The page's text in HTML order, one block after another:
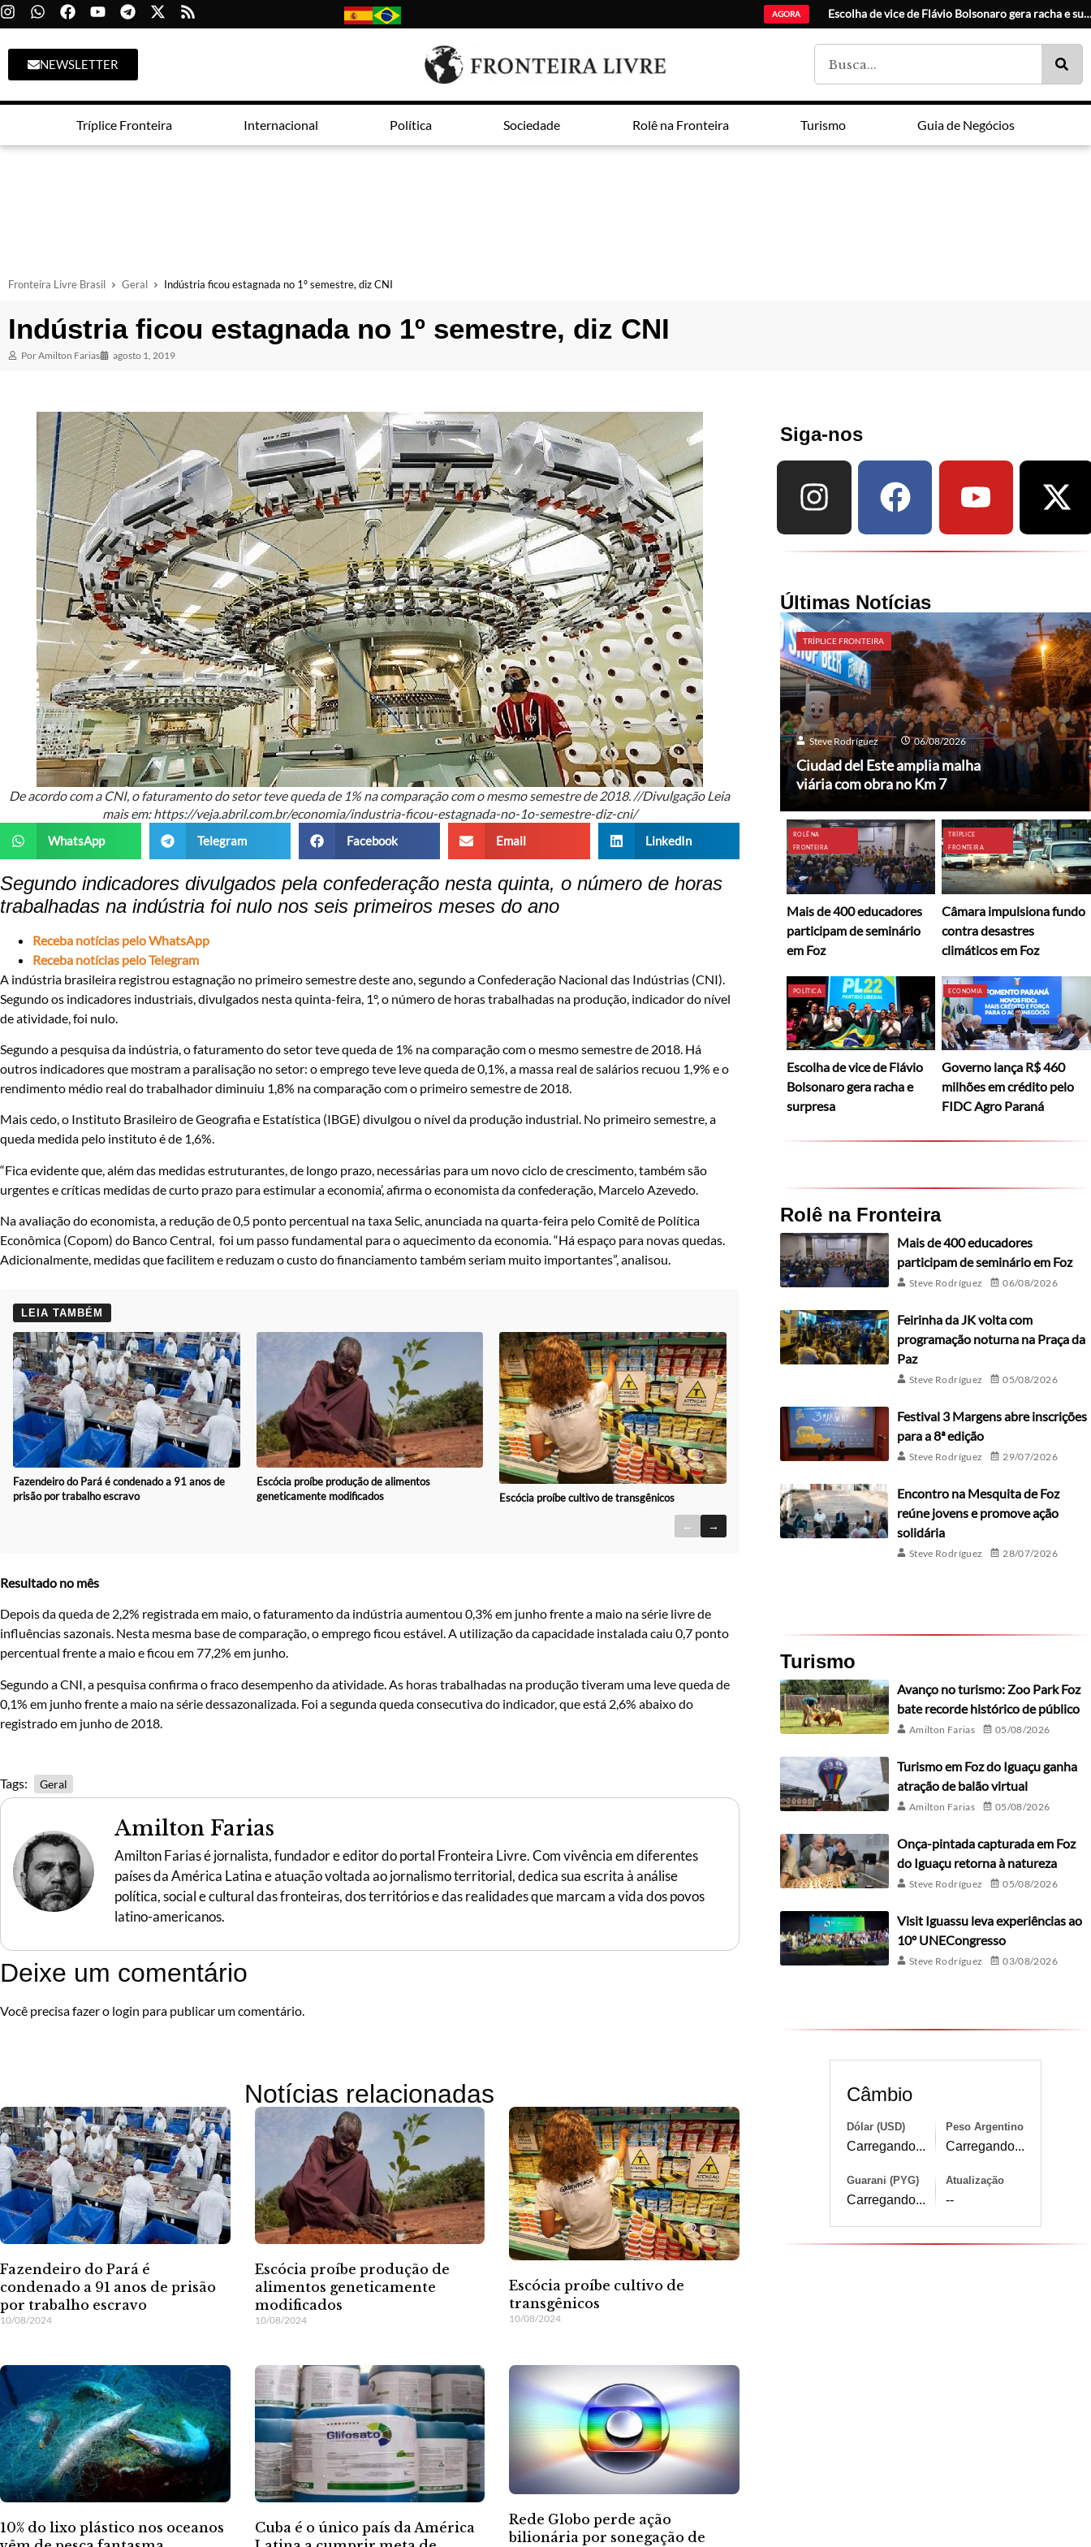
AGORA Ciudad del Este ampl
NEWSLETTER
Tríplice Fronteira Internacional Política Sociedade Rolê na Fronteira Turismo Guia de Negócios
Fronteira Livre Brasil Geral Indústria ficou estagnada no 1º semestre, diz CNI
Indústria ficou estagnada no 1º semestre, diz CNI
PorAmilton Farias agosto 1, 2019
De acordo com a CNI, o faturamento do setor teve queda de 1% na comparação com o mesmo semestre de 2018. //Divulgação Leia
mais em: https://veja.abril.com.br/economia/industria-ficou-estagnada-no-1o-semestre-diz-cni/
WhatsApp Telegram Facebook Email LinkedIn
Segundo indicadores divulgados pela confederação nesta quinta, o número de horas
trabalhadas na indústria foi nulo nos seis primeiros meses do ano
Receba notícias pelo WhatsApp
Receba notícias pelo Telegram
A indústria brasileira registrou estagnação no primeiro semestre deste ano, segundo a Confederação Nacional das Indústrias (CNI).
Segundo os indicadores industriais, divulgados nesta quinta-feira, 1º, o número de horas trabalhadas na produção, indicador do nível
de atividade, foi nulo.
Segundo a pesquisa da indústria, o faturamento do setor teve queda de 1% na comparação com o mesmo semestre de 2018. Há
outros indicadores que mostram a paralisação no setor: o emprego teve leve queda de 0,1%, a massa real de salários recuou 1,9% e o
rendimento médio real do trabalhador diminuiu 1,8% na comparação com o primeiro semestre de 2018.
Mais cedo, o Instituto Brasileiro de Geografia e Estatística (IBGE) divulgou o nível da produção industrial. No primeiro semestre, a
queda medida pelo instituto é de 1,6%.
“Fica evidente que, além das medidas estruturantes, de longo prazo, necessárias para um novo ciclo de crescimento, também são
urgentes e críticas medidas de curto prazo para estimular a economia’, afirma o economista da confederação, Marcelo Azevedo.
Na avaliação do economista, a redução de 0,5 ponto percentual na taxa Selic, anunciada na quarta-feira pelo Comitê de Política
Econômica (Copom) do Banco Central, foi um passo fundamental para o aquecimento da economia. “Há espaço para novas quedas.
Adicionalmente, medidas que facilitem e reduzam o custo do financiamento também seriam muito importantes”, analisou.
LEIA TAMBÉM
Fazendeiro do Pará é condenado a 91 anos de
prisão por trabalho escravo
Escócia proíbe produção de alimentos
geneticamente modificados
Escócia proíbe cultivo de transgênicos
← →
Resultado no mês
Depois da queda de 2,2% registrada em maio, o faturamento da indústria aumentou 0,3% em junho frente a maio na série livre de
influências sazonais. Nesta mesma base de comparação, o emprego ficou estável. A utilização da capacidade instalada caiu 0,7 ponto
percentual frente a maio e ficou em 77,2% em junho.
Segundo a CNI, a pesquisa confirma o fraco desempenho da atividade. As horas trabalhadas na produção tiveram uma leve queda de
0,1% em junho frente a maio na série dessazonalizada. Foi a segunda queda consecutiva do indicador, que está 2,6% abaixo do
registrado em junho de 2018.
Tags: Geral
Amilton Farias
Amilton Farias é jornalista, fundador e editor do portal Fronteira Livre. Com vivência em diferentes
países da América Latina e atuação voltada ao jornalismo territorial, dedica sua escrita à análise
política, social e cultural das fronteiras, dos territórios e das realidades que marcam a vida dos povos
latino-americanos.
Deixe um comentário
Você precisa fazer o login para publicar um comentário.
Notícias relacionadas
Fazendeiro do Pará é
condenado a 91 anos de prisão
por trabalho escravo
10/08/2024
Escócia proíbe produção de
alimentos geneticamente
modificados
10/08/2024
Escócia proíbe cultivo de
transgênicos
10/08/2024
10% do lixo plástico nos oceanos
Cuba é o único país da América
Rede Globo perde ação
bilionária por sonegação de
Siga-nos
Últimas Notícias
TRÍPLICE FRONTEIRA
Steve Rodríguez 06/08/2026
Ciudad del Este amplia malha
viária com obra no Km 7
ROLÊ NA
FRONTEIRA
Mais de 400 educadores
participam de seminário
em Foz
TRÍPLICE
FRONTEIRA
Câmara impulsiona fundo
contra desastres
climáticos em Foz
POLÍTICA
Escolha de vice de Flávio
Bolsonaro gera racha e
surpresa
ECONOMIA
Governo lança R$ 460
milhões em crédito pelo
FIDC Agro Paraná
Rolê na Fronteira
Mais de 400 educadores
participam de seminário em Foz
Steve Rodríguez 06/08/2026
Feirinha da JK volta com
programação noturna na Praça da
Paz
Steve Rodríguez 05/08/2026
Festival 3 Margens abre inscrições
para a 8ª edição
Steve Rodríguez 29/07/2026
Encontro na Mesquita de Foz
reúne jovens e promove ação
solidária
Steve Rodríguez 28/07/2026
Turismo
Avanço no turismo: Zoo Park Foz
bate recorde histórico de público
Amilton Farias 05/08/2026
Turismo em Foz do Iguaçu ganha
atração de balão virtual
Amilton Farias 05/08/2026
Onça-pintada capturada em Foz
do Iguaçu retorna à natureza
Steve Rodríguez 05/08/2026
Visit Iguassu leva experiências ao
10º UNECongresso
Steve Rodríguez 03/08/2026
Câmbio
Dólar (USD)
Carregando...
Peso Argentino
Carregando...
Guarani (PYG)
Carregando...
Atualização
--